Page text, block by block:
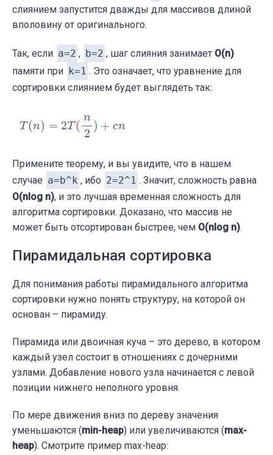
слиянием запустится дважды для массивов длиной
вполовину от оригинального.
Так, если a=2 , b=2 , шаг слияния занимает O(n)
памяти при k=1 . Это означает, что уравнение для
сортировки слиянием будет выглядеть так:
Примените теорему, и вы увидите, что в нашем
случае a=b^k , ибо 2=2^1 . Значит, сложность равна
O(nlog n), и это лучшая временная сложность для
алгоритма сортировки. Доказано, что массив не
может быть отсортирован быстрее, чем O(nlog n).
Пирамидальная сортировка
Для понимания работы пирамидального алгоритма
сортировки нужно понять структуру, на которой он
основан – пирамиду.
Пирамида или двоичная куча – это дерево, в котором
каждый узел состоит в отношениях с дочерними
узлами. Добавление нового узла начинается с левой
позиции нижнего неполного уровня.
По мере движения вниз по дереву значения
уменьшаются (min-heap) или увеличиваются (max-
heap). Смотрите пример max-heap: